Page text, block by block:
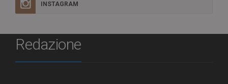
INSTAGRAM
Redazione